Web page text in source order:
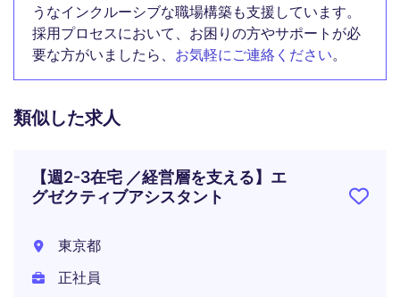
うなインクルーシブな職場構築も支援しています。
採用プロセスにおいて、お困りの方やサポートが必
要な方がいましたら、 お気軽にご連絡ください。
類似した求人
【週2-3在宅 ／経営層を支える】エ
グゼクティブアシスタント
東京都
正社員